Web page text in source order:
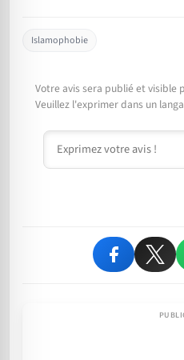
Islamophobie
Votre avis sera publié et visible
Veuillez l'exprimer dans un
Commentaire